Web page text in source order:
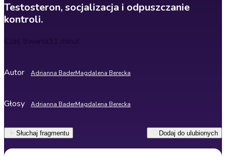
Testosteron, socjalizacja i odpuszczanie
kontroli.
Czas trwania31 minut
Autor Adrianna BaderMagdalena Berecka
Głosy Adrianna BaderMagdalena Berecka
Słuchaj fragmentu Dodaj do ulubionych